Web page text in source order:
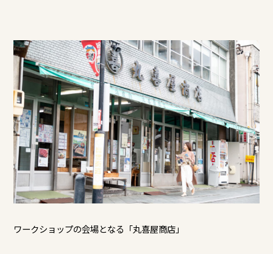
ワークショップの会場となる「丸喜屋商店」